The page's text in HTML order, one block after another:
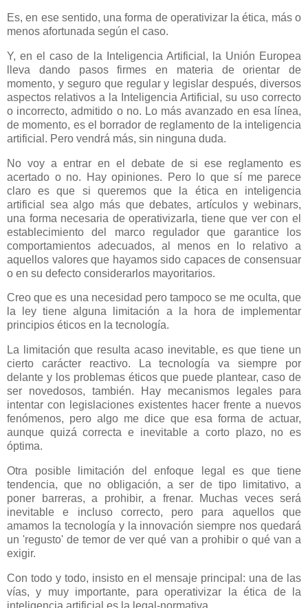
Es, en ese sentido, una forma de operativizar la ética, más o
menos afortunada según el caso.
Y, en el caso de la Inteligencia Artificial, la Unión Europea
lleva dando pasos firmes en materia de orientar de
momento, y seguro que regular y legislar después, diversos
aspectos relativos a la Inteligencia Artificial, su uso correcto
o incorrecto, admitido o no. Lo más avanzado en esa línea,
de momento, es el borrador de reglamento de la inteligencia
artificial. Pero vendrá más, sin ninguna duda.
No voy a entrar en el debate de si ese reglamento es
acertado o no. Hay opiniones. Pero lo que sí me parece
claro es que si queremos que la ética en inteligencia
artificial sea algo más que debates, artículos y webinars,
una forma necesaria de operativizarla, tiene que ver con el
establecimiento del marco regulador que garantice los
comportamientos adecuados, al menos en lo relativo a
aquellos valores que hayamos sido capaces de consensuar
o en su defecto considerarlos mayoritarios.
Creo que es una necesidad pero tampoco se me oculta, que
la ley tiene alguna limitación a la hora de implementar
principios éticos en la tecnología.
La limitación que resulta acaso inevitable, es que tiene un
cierto carácter reactivo. La tecnología va siempre por
delante y los problemas éticos que puede plantear, caso de
ser novedosos, también. Hay mecanismos legales para
intentar con legislaciones existentes hacer frente a nuevos
fenómenos, pero algo me dice que esa forma de actuar,
aunque quizá correcta e inevitable a corto plazo, no es
óptima.
Otra posible limitación del enfoque legal es que tiene
tendencia, que no obligación, a ser de tipo limitativo, a
poner barreras, a prohibir, a frenar. Muchas veces será
inevitable e incluso correcto, pero para aquellos que
amamos la tecnología y la innovación siempre nos quedará
un 'regusto' de temor de ver qué van a prohibir o qué van a
exigir.
Con todo y todo, insisto en el mensaje principal: una de las
vías, y muy importante, para operativizar la ética de la
inteligencia artificial es la legal-normativa.